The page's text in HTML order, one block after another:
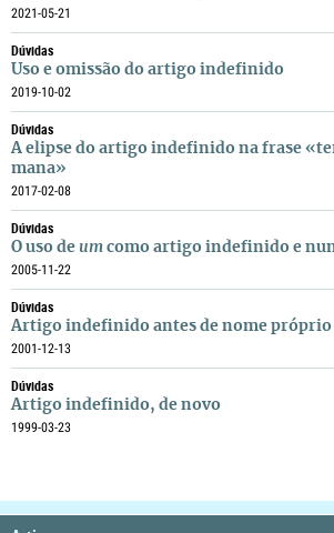
2021-05-21
Dúvidas
Uso e omissão do artigo indefinido
2019-10-02
Dúvidas
A elipse do artigo indefinido na frase
mana»
2017-02-08
Dúvidas
O uso de um como artigo indefinido e
2005-11-22
Dúvidas
Artigo indefinido antes de nome próprio
2001-12-13
Dúvidas
Artigo indefinido, de novo
1999-03-23